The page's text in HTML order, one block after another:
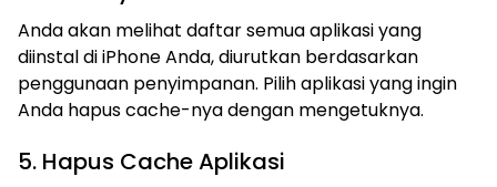
Anda akan melihat daftar semua aplikasi yang
diinstal di iPhone Anda, diurutkan berdasarkan
penggunaan penyimpanan. Pilih aplikasi yang ingin
Anda hapus cache-nya dengan mengetuknya.
5. Hapus Cache Aplikasi